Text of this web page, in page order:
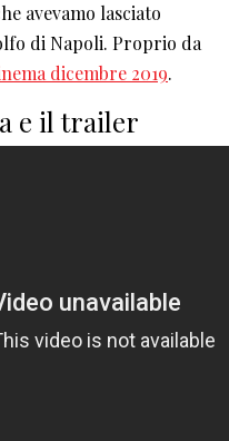
avevamo lasciato
di Napoli. Proprio da
dicembre 2019.
e il trailer